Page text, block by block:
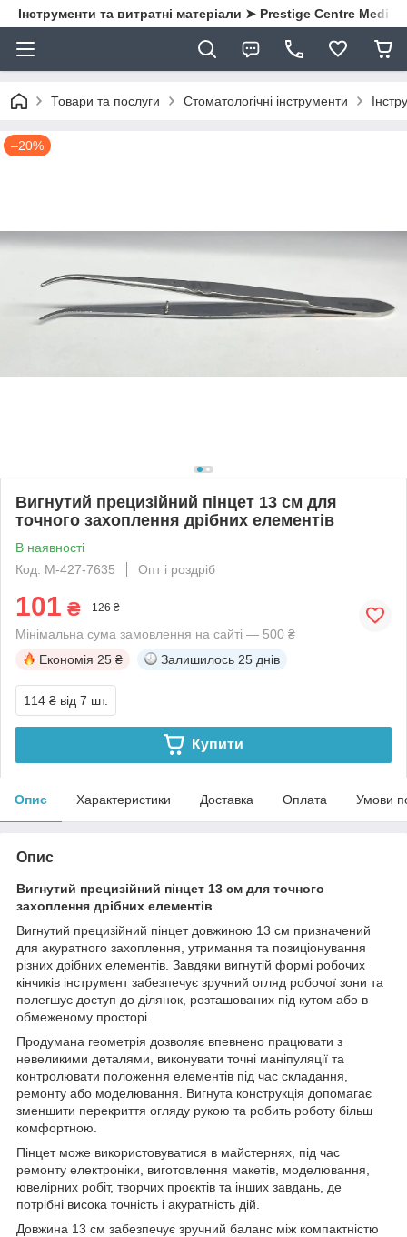
Інструменти та витратні матеріали ➤ Prestige Centre Medical
Товари та послуги Стоматологічні інструменти
–20%
Вигнутий прецизійний пінцет 13 см для
точного захоплення дрібних елементів
В наявності
Код: M-427-7635
Опт і роздріб
101 ₴ 126 ₴
Мінімальна сума замовлення на сайті — 500 ₴
Економія 25 ₴ Залишилось 25 днів
114 ₴ від 7 шт.
Купити
Опис Характеристики Доставка Оплата Умови
Опис
Вигнутий прецизійний пінцет 13 см для точного
захоплення дрібних елементів
Вигнутий прецизійний пінцет довжиною 13 см призначений
для акуратного захоплення, утримання та позиціонування
різних дрібних елементів. Завдяки вигнутій формі робочих
кінчиків інструмент забезпечує зручний огляд робочої зони та
полегшує доступ до ділянок, розташованих під кутом або в
обмеженому просторі.
Продумана геометрія дозволяє впевнено працювати з
невеликими деталями, виконувати точні маніпуляції та
контролювати положення елементів під час складання,
ремонту або моделювання. Вигнута конструкція допомагає
зменшити перекриття огляду рукою та робить роботу більш
комфортною.
Пінцет може використовуватися в майстернях, під час
ремонту електроніки, виготовлення макетів, моделювання,
ювелірних робіт, творчих проєктів та інших завдань, де
потрібні висока точність і акуратність дій.
Довжина 13 см забезпечує зручний баланс між компактністю